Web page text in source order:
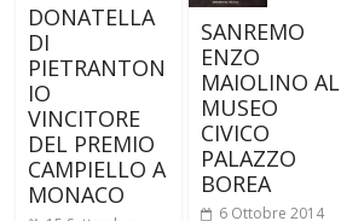
DONATELLA
DI
PIETRANTON
IO
VINCITORE
DEL PREMIO
CAMPIELLO A
MONACO
SANREMO
ENZO
MAIOLINO AL
MUSEO
CIVICO
PALAZZO
BOREA
6 Ottobre 2014